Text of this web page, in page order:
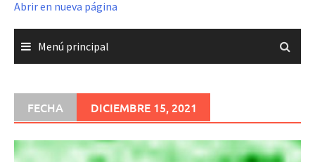
Abrir en nueva página
Menú principal
FECHA DICIEMBRE 15, 2021